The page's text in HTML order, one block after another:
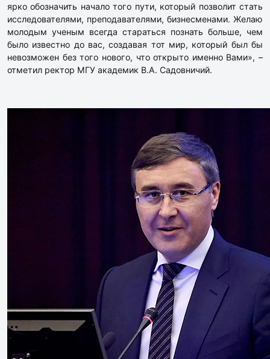
ярко обозначить начало того пути, который позволит стать
исследователями, преподавателями, бизнесменами. Желаю
молодым ученым всегда стараться познать больше, чем
было известно до вас, создавая тот мир, который был бы
невозможен без того нового, что открыто именно Вами», –
отметил ректор МГУ академик В.А. Садовничий.